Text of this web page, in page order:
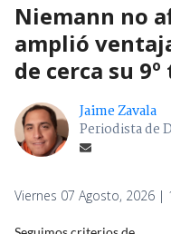
Niemann no
amplió
de cerca su
Jaime Zavala
Periodista de
Viernes 07 Agosto, 2026 |